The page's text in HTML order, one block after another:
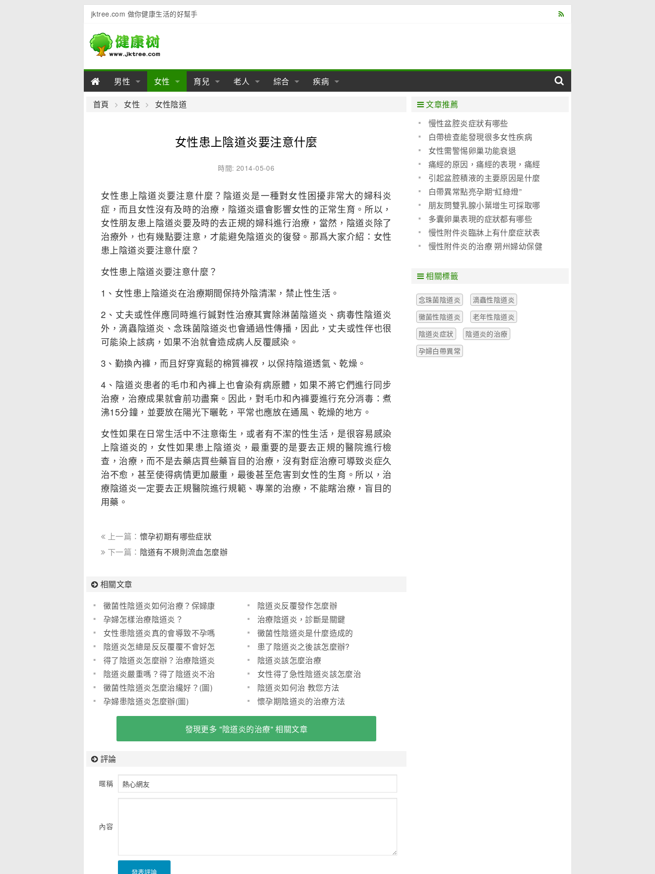
jktree.com 做你健康生活的好幫手
男性
男性陽痿
男性早泄
男性用品 男性疾病
女性
女性乳房
女性飲食
女性生理 女性疾病
育兒
幼兒期
學前期 母嬰用品
老人
老人用品
老人護理
綜合
亞健康
疾病
肝病
泌尿科
肛腸科
心血管
口腔科
內科
首頁 女性 女性陰道
女性患上陰道炎要注意什麼
時間: 2014-05-06
女性患上陰道炎要注意什麼？陰道炎是一種對女性困擾非常大的婦科炎
症，而且女性沒有及時的治療，陰道炎還會影響女性的正常生育。所以，
女性朋友患上陰道炎要及時的去正規的婦科進行治療，當然，陰道炎除了
治療外，也有幾點要注意，才能避免陰道炎的復發。那爲大家介紹：女性
患上陰道炎要注意什麼？
女性患上陰道炎要注意什麼？
1、女性患上陰道炎在治療期間保持外陰清潔，禁止性生活。
2、丈夫或性伴應同時進行鍼對性治療其實除淋菌陰道炎、病毒性陰道炎
外，滴蟲陰道炎、念珠菌陰道炎也會通過性傳播，因此，丈夫或性伴也很
可能染上該病，如果不治就會造成病人反覆感染。
3、勤換內褲，而且好穿寬鬆的棉質褲衩，以保持陰道透氣、乾燥。
4、陰道炎患者的毛巾和內褲上也會染有病原體，如果不將它們進行同步
治療，治療成果就會前功盡棄。因此，對毛巾和內褲要進行充分消毒：煮
沸15分鐘，並要放在陽光下曬乾，平常也應放在通風、乾燥的地方。
女性如果在日常生活中不注意衛生，或者有不潔的性生活，是很容易感染
上陰道炎的，女性如果患上陰道炎，最重要的是要去正規的醫院進行檢
查，治療，而不是去藥店買些藥盲目的治療，沒有對症治療可導致炎症久
治不愈，甚至使得病情更加嚴重，最後甚至危害到女性的生育。所以，治
療陰道炎一定要去正規醫院進行規範、專業的治療，不能瞎治療，盲目的
用藥。
上一篇： 懷孕初期有哪些症狀
下一篇： 陰道有不規則流血怎麼辦
相關文章
黴菌性陰道炎如何治療？保婦康
栓治療黴菌性陰道炎
陰道炎反覆發作怎麼辦
孕婦怎樣治療陰道炎？
治療陰道炎，診斷是關鍵
女性患陰道炎真的會導致不孕嗎
(圖)
黴菌性陰道炎是什麼造成的
陰道炎怎總是反反覆覆不會好怎
麼辦？
患了陰道炎之後該怎麼辦?
得了陰道炎怎麼辦？治療陰道炎
最好的方法(圖)
陰道炎該怎麼治療
陰道炎嚴重嗎？得了陰道炎不治
會怎樣?
女性得了急性陰道炎該怎麼治
黴菌性陰道炎怎麼治纔好？(圖)
陰道炎如何治 教您方法
孕婦患陰道炎怎麼辦(圖)
懷孕期陰道炎的治療方法
發現更多 "陰道炎的治療" 相關文章
評論
暱稱
內容
發表評論
文章推薦
慢性盆腔炎症狀有哪些
白帶檢查能發現很多女性疾病
女性需警惕卵巢功能衰退
痛經的原因，痛經的表現，痛經
的鑑別
引起盆腔積液的主要原因是什麼
白帶異常點亮孕期“紅綠燈”
朋友問雙乳腺小葉增生可採取哪
些防治措施
多囊卵巢表現的症狀都有哪些
慢性附件炎臨牀上有什麼症狀表
現
慢性附件炎的治療 朔州婦幼保健
相關標籤
念珠菌陰道炎
滴蟲性陰道炎
黴菌性陰道炎
老年性陰道炎
陰道炎症狀
陰道炎的治療
孕婦白帶異常